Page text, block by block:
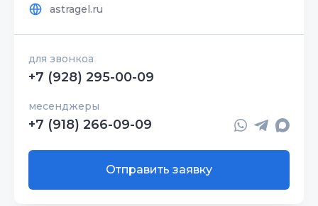
astragel.ru
для звонкоа
+7 (928) 295-00-09
месенджеры
+7 (918) 266-09-09
Отправить заявку